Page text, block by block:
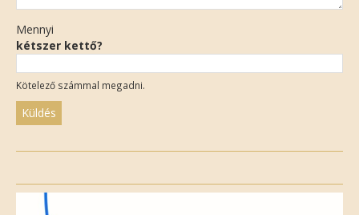
Mennyi
kétszer kettő?
Kötelező számmal megadni.
field
empty.